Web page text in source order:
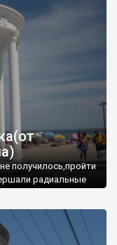
получилось,пройти
радиальные